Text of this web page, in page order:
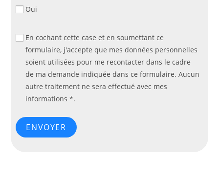
Oui
En cochant cette case et en soumettant ce
formulaire, j'accepte que mes données personnelles
soient utilisées pour me recontacter dans le cadre
de ma demande indiquée dans ce formulaire. Aucun
autre traitement ne sera effectué avec mes
informations *.
ENVOYER